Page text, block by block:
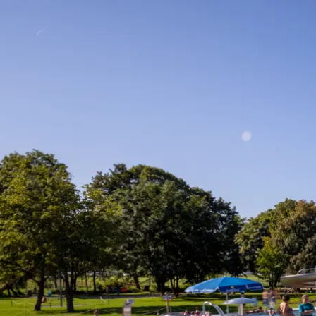
Radfahren &
Chiemsee &
Aktivitäten für die Familie
Winter
Golfen
Orte